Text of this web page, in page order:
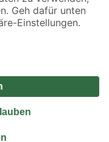
Angebote sind unter
Verfügbarkeiten beziehen
mit Speditionsversand, hier
widerrufen